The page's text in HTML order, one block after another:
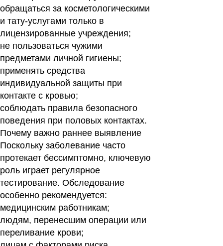
обращаться за косметологическими
и тату-услугами только в
лицензированные учреждения;
не пользоваться чужими
предметами личной гигиены;
применять средства
индивидуальной защиты при
контакте с кровью;
соблюдать правила безопасного
поведения при половых контактах.
Почему важно раннее выявление
Поскольку заболевание часто
протекает бессимптомно, ключевую
роль играет регулярное
тестирование. Обследование
особенно рекомендуется:
медицинским работникам;
людям, перенесшим операции или
переливание крови;